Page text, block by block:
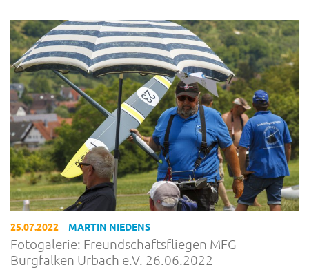
25.07.2022 MARTIN NIEDENS
Fotogalerie: Freundschaftsfliegen MFG
Burgfalken Urbach e.V. 26.06.2022